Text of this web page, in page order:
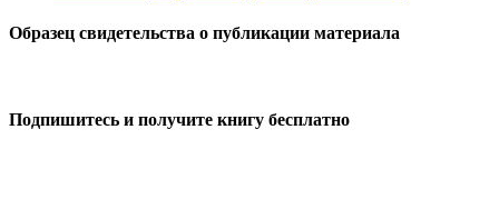
Образец свидетельства о публикации материала
Подпишитесь и получите книгу бесплатно